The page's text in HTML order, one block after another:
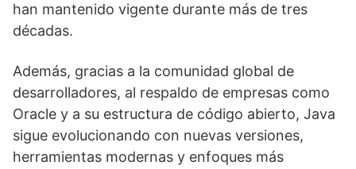
han mantenido vigente durante más de tres
décadas.
Además, gracias a la comunidad global de
desarrolladores, al respaldo de empresas como
Oracle y a su estructura de código abierto, Java
sigue evolucionando con nuevas versiones,
herramientas modernas y enfoques más